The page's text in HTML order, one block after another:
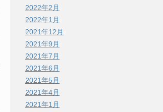
2022年2月
2022年1月
2021年12月
2021年9月
2021年7月
2021年6月
2021年5月
2021年4月
2021年1月